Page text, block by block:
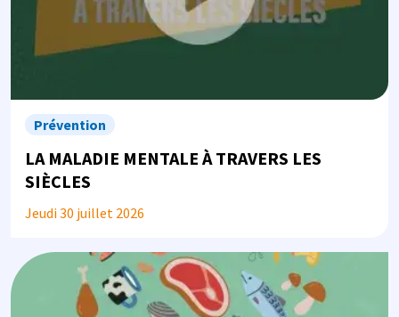
Prévention
LA MALADIE MENTALE À TRAVERS LES
SIÈCLES
Jeudi 30 juillet 2026
Image